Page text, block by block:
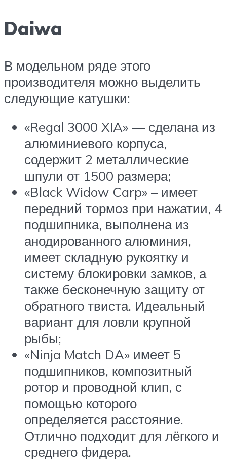
Daiwa
В модельном ряде этого
производителя можно выделить
следующие катушки:
«Regal 3000 XIA» — сделана из
алюминиевого корпуса,
содержит 2 металлические
шпули от 1500 размера;
«Black Widow Carp» – имеет
передний тормоз при нажатии, 4
подшипника, выполнена из
анодированного алюминия,
имеет складную рукоятку и
систему блокировки замков, а
также бесконечную защиту от
обратного твиста. Идеальный
вариант для ловли крупной
рыбы;
«Ninja Match DA» имеет 5
подшипников, композитный
ротор и проводной клип, с
помощью которого
определяется расстояние.
Отлично подходит для лёгкого и
среднего фидера.